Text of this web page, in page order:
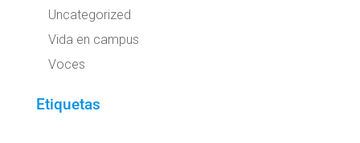
Uncategorized
Vida en campus
Voces
Etiquetas